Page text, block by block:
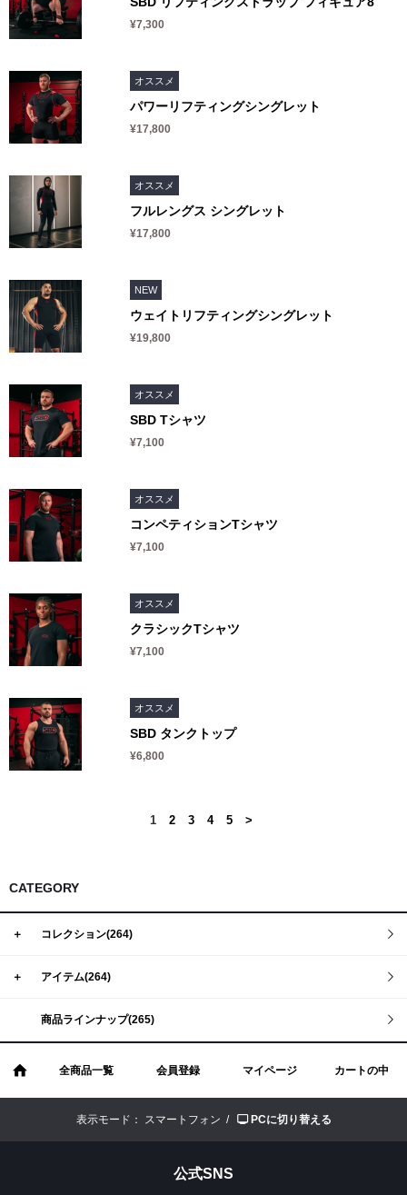
¥7,300
オススメ
パワーリフティングシングレット
¥17,800
オススメ
フルレングス シングレット
¥17,800
NEW
ウェイトリフティングシングレット
¥19,800
オススメ
SBD Tシャツ
¥7,100
オススメ
コンペティションTシャツ
¥7,100
オススメ
クラシックTシャツ
¥7,100
オススメ
SBD タンクトップ
¥6,800
1 2 3 4 5 >
CATEGORY
＋ コレクション(264)
＋ アイテム(264)
商品ラインナップ(265)
全商品一覧 会員登録 マイページ カートの中
表示モード： スマートフォン / PCに切り替える
公式SNS